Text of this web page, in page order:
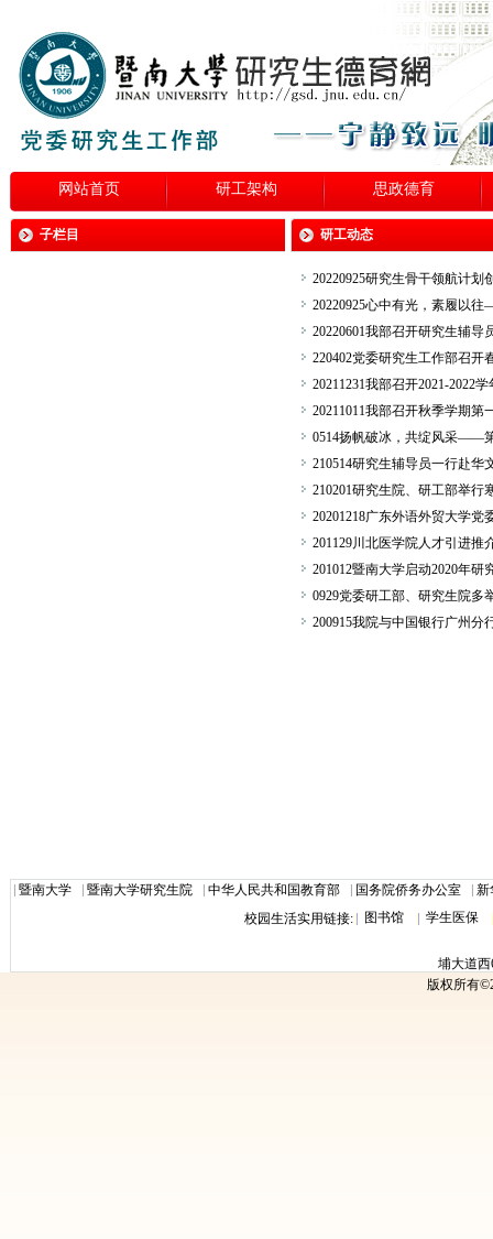
网站首页 研工架构 思政德育
子栏目 研工动态
20220925研究生骨干领航计划
20220925心中有光，素履以
20220601我部召开研究生辅导
220402党委研究生工作部召开
20211231我部召开2021-2022
20211011我部召开秋季学期第
0514扬帆破冰，共绽风采——
210514研究生辅导员一行赴华
210201研究生院、研工部举行
20201218广东外语外贸大学
201129川北医学院人才引进推
201012暨南大学启动2020年
0929党委研工部、研究生院多
200915我院与中国银行广州分
暨南大学 暨南大学研究生院 中华人民共和国教育部 国务院侨务办公室
新
校园生活实用链接:
图书馆 学生医保
埔大道西
版权所有